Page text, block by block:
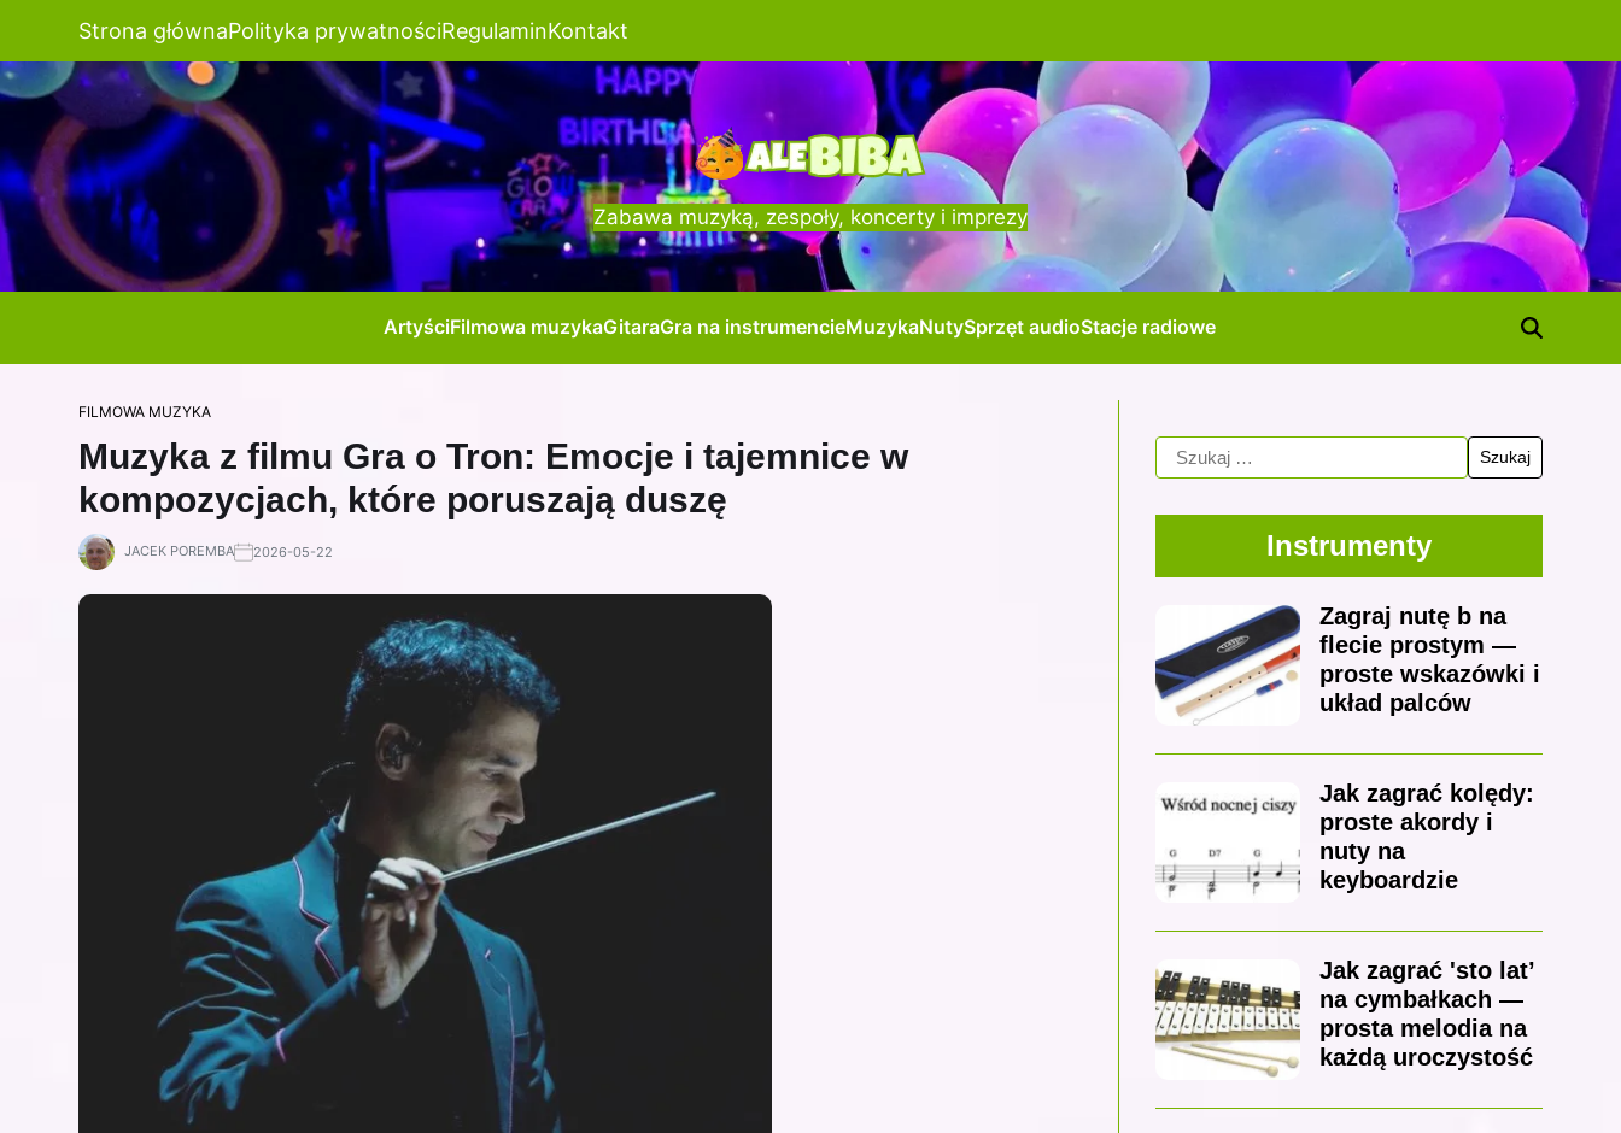
Strona głównaPolityka prywatnościRegulaminKontakt
Zabawa muzyką, zespoły, koncerty i imprezy
ArtyściFilmowa muzykaGitaraGra na instrumencieMuzykaNutySprzęt audioStacje radiowe
FILMOWA MUZYKA
Muzyka z filmu Gra o Tron: Emocje i tajemnice w
kompozycjach, które poruszają duszę
JACEK POREMBA 2026-05-22 Instrumenty
Zagraj nutę b na
flecie prostym —
proste wskazówki i
układ palców
Jak zagrać kolędy:
proste akordy i
nuty na
keyboardzie
Jak zagrać 'sto lat’
na cymbałkach —
prosta melodia na
każdą uroczystość